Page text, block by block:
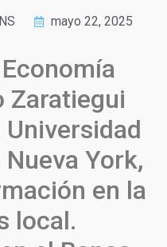
mayo 22, 2025
Zaratiegui
York,
en la
local.